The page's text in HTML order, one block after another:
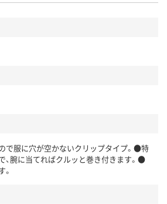
で服に穴が空かないクリップタイプ。●特
、腕に当てればクルッと巻き付きます。●